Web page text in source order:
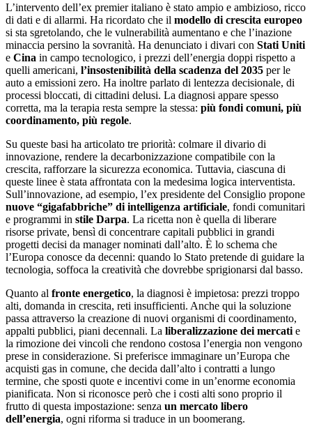
L’intervento dell’ex premier italiano è stato ampio e ambizioso, ricco
di dati e di allarmi. Ha ricordato che il modello di crescita europeo
si sta sgretolando, che le vulnerabilità aumentano e che l’inazione
minaccia persino la sovranità. Ha denunciato i divari con Stati Uniti
e Cina in campo tecnologico, i prezzi dell’energia doppi rispetto a
quelli americani, l’insostenibilità della scadenza del 2035 per le
auto a emissioni zero. Ha inoltre parlato di lentezza decisionale, di
processi bloccati, di cittadini delusi. La diagnosi appare spesso
corretta, ma la terapia resta sempre la stessa: più fondi comuni, più
coordinamento, più regole.
Su queste basi ha articolato tre priorità: colmare il divario di
innovazione, rendere la decarbonizzazione compatibile con la
crescita, rafforzare la sicurezza economica. Tuttavia, ciascuna di
queste linee è stata affrontata con la medesima logica interventista.
Sull’innovazione, ad esempio, l’ex presidente del Consiglio propone
nuove “gigafabbriche” di intelligenza artificiale, fondi comunitari
e programmi in stile Darpa. La ricetta non è quella di liberare
risorse private, bensì di concentrare capitali pubblici in grandi
progetti decisi da manager nominati dall’alto. È lo schema che
l’Europa conosce da decenni: quando lo Stato pretende di guidare la
tecnologia, soffoca la creatività che dovrebbe sprigionarsi dal basso.
Quanto al fronte energetico, la diagnosi è impietosa: prezzi troppo
alti, domanda in crescita, reti insufficienti. Anche qui la soluzione
passa attraverso la creazione di nuovi organismi di coordinamento,
appalti pubblici, piani decennali. La liberalizzazione dei mercati e
la rimozione dei vincoli che rendono costosa l’energia non vengono
prese in considerazione. Si preferisce immaginare un’Europa che
acquisti gas in comune, che decida dall’alto i contratti a lungo
termine, che sposti quote e incentivi come in un’enorme economia
pianificata. Non si riconosce però che i costi alti sono proprio il
frutto di questa impostazione: senza un mercato libero
dell’energia, ogni riforma si traduce in un boomerang.